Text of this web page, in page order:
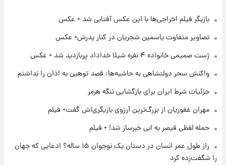
۱۷ ساعت پیش
فال قهوه روزانه پنجشنبه ۱۵ مرداد ماه ۱۴۰۵
۱۹ ساعت پیش
فال روزانه واقعی پنجشنبه ۱۵ مرداد ۱۴۰۵
بازیگر فیلم اخراجی‌ها با این عکس آفتابی شد + عکس
تصاویر متفاوت یاسمین شجریان در کنار پدرش+ عکس
ژست صمیمی خانواده ۴ نفره شیلا خداداد پربازدید شد + عکس
واکنش سحر دولتشاهی به حاشیه‌ها: قصد توهین به اذان را نداشتم
جزئیات شرط ایران برای بازگشایی تنگه هرمز
مهران غفوریان از بزرگ‌ترین آرزوی بازیگری‌اش گفت+ فیلم
حمله لفظی قیصر به ابی خبرساز شد! + فیلم
راز طول عمر انسان در دستان یک نوجوان ۱۵ ساله؟ ادعایی که جهان
را شگفت‌زده کرد